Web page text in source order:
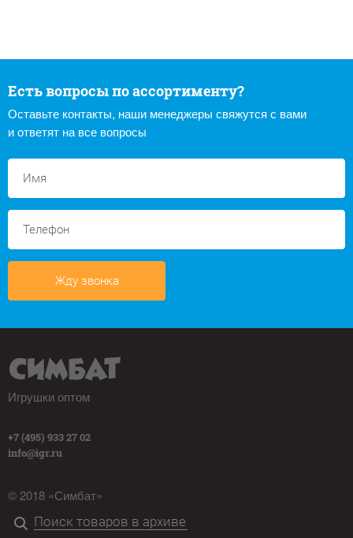
Есть вопросы по ассортименту?
Оставьте контакты, наши менеджеры свяжутся с вами
и ответят на все вопросы
Жду звонка
Игрушки оптом
+7 (495) 933 27 02
info@igr.ru
© 2018 «Симбат»